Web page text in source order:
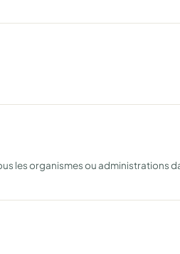
les organismes ou administrations